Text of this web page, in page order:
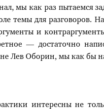
мы как раз пытаемся
темы для разговоров.
и
— достаточно
Лев Оборин, мы как бы
интересны не